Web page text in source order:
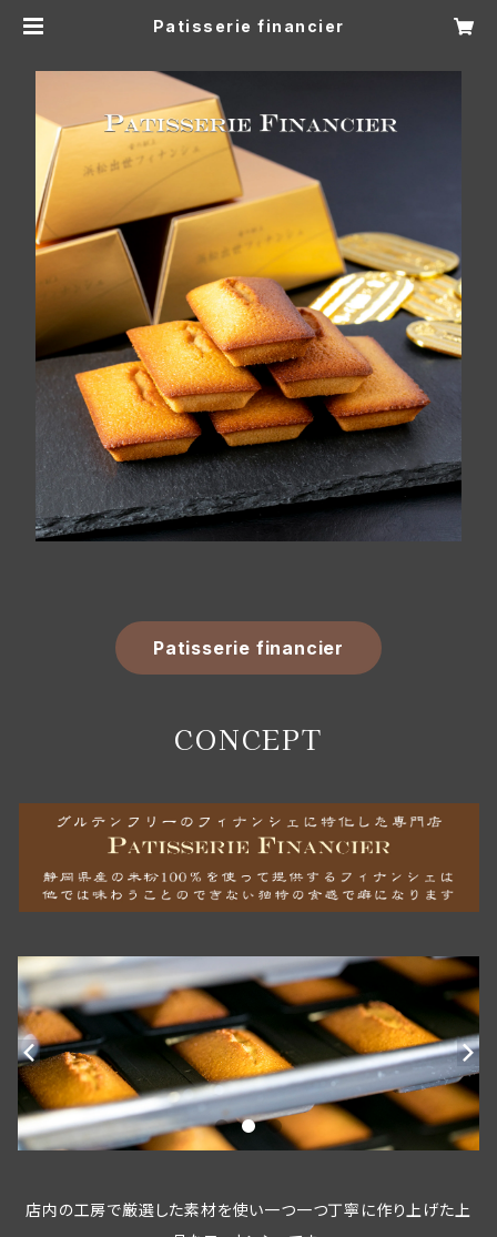
Patisserie financier
Patisserie financier
CONCEPT
店内の工房で厳選した素材を使い一つ一つ丁寧に作り上げた上